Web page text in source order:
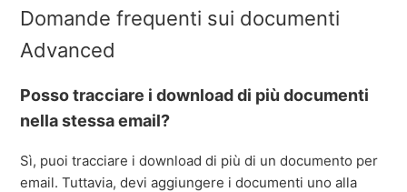
Domande frequenti sui documenti
Advanced
Posso tracciare i download di più documenti
nella stessa email?
Sì, puoi tracciare i download di più di un documento per
email. Tuttavia, devi aggiungere i documenti uno alla